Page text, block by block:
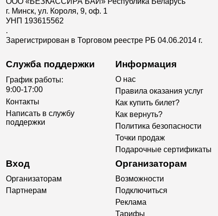
г. Минск, ул. Короля, 9, оф. 1
УНП 193615562
.
Зарегистрирован в Торговом реестре РБ 04.06.2014 г.
Служба поддержки
График работы:
9:00-17:00
Контакты
Написать в службу
поддержки
Информация
О нас
Правила оказания услуг
Как купить билет?
Как вернуть?
Политика безопасности
Точки продаж
Подарочные сертификаты
Вход
Организаторам
Партнерам
Организаторам
Возможности
Подключиться
Реклама
Тарифы